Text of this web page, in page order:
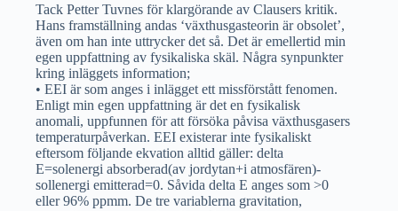
Tack Petter Tuvnes för klargörande av Clausers kritik.
Hans framställning andas ‘växthusgasteorin är obsolet’,
även om han inte uttrycker det så. Det är emellertid min
egen uppfattning av fysikaliska skäl. Några synpunkter
kring inläggets information;
• EEI är som anges i inlägget ett missförstått fenomen.
Enligt min egen uppfattning är det en fysikalisk
anomali, uppfunnen för att försöka påvisa växthusgasers
temperaturpåverkan. EEI existerar inte fysikaliskt
eftersom följande ekvation alltid gäller: delta
E=solenergi absorberad(av jordytan+i atmosfären)-
sollenergi emitterad=0. Såvida delta E anges som >0
eller 96% ppmm. De tre variablerna gravitation,